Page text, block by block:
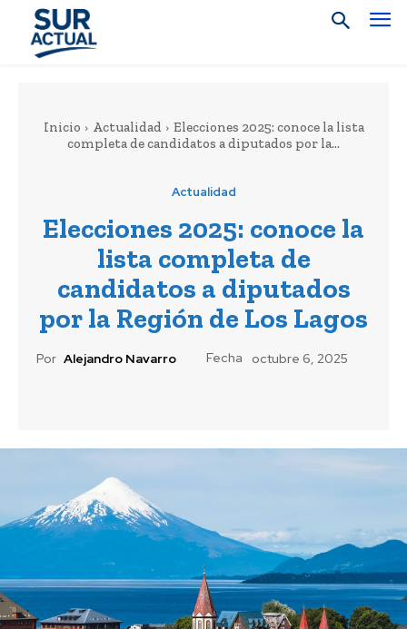
Inicio Actualidad
Elecciones 2025: conoce la lista
completa de candidatos a diputados por la...
Actualidad
Elecciones 2025: conoce la
lista completa de
candidatos a diputados
por la Región de Los Lagos
Por Alejandro Navarro Fecha octubre 6, 2025